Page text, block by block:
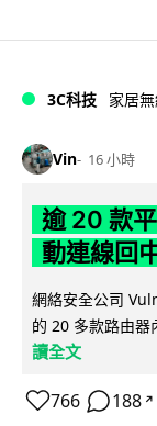
3C科技 家居
Vin 16 小時
逾 20 款
動連線回
網絡安全公司
的 20 多款路由
讀全文
766 188 ↗